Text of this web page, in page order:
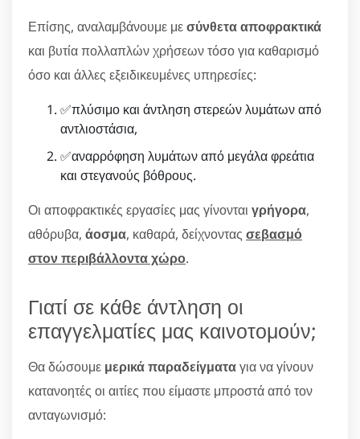
Επίσης, αναλαμβάνουμε μεσύνθετα αποφρακτικά
και βυτία πολλαπλών χρήσεων τόσο για καθαρισμό
όσο και άλλες εξειδικευμένες υπηρεσίες:
✅πλύσιμο και άντληση στερεών λυμάτων από
αντλιοστάσια,
✅αναρρόφηση λυμάτων από μεγάλα φρεάτια
και στεγανούς βόθρους.
Οι αποφρακτικές εργασίες μας γίνονται γρήγορα,
αθόρυβα, άοσμα, καθαρά, δείχνοντας σεβασμό
στον περιβάλλοντα χώρο.
Γιατί σε κάθε άντληση οι
επαγγελματίες μας καινοτομούν;
Θα δώσουμε μερικά παραδείγματαγια να γίνουν
κατανοητές οι αιτίες που είμαστε μπροστά από τον
ανταγωνισμό: